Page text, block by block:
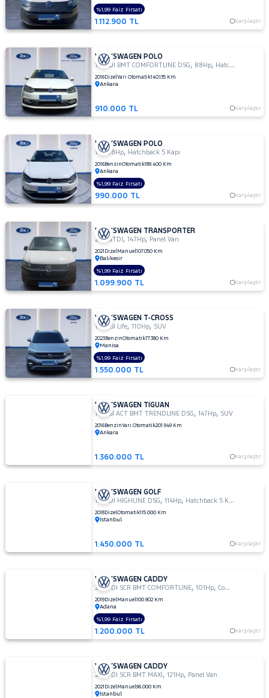
TRANSPORTER
VOLVO
1.112.900 TL Karşılaştır
%1,99 Faiz Fırsatı
VOLKSWAGEN POLO
1.4 TDI BMT COMFORTLINE DSG, 88Hp, Hatchback 5 Kapı
2016DizelYarı Otomatik140.135 Km
Ankara
910.000 TL Karşılaştır
VOLKSWAGEN POLO
1.2,88Hp, Hatchback 5 Kapı
2016BenzinOtomatik189.400 Km
Ankara
990.000 TL Karşılaştır
%1,99 Faiz Fırsatı
VOLKSWAGEN TRANSPORTER
2.0 BITDI ,147Hp, Panel Van
2021 DizelManuel107.050 Km
Balıkesir
1.099.900 TL Karşılaştır
%1,99 Faiz Fırsatı
VOLKSWAGEN T-CROSS
1.0 TSI Life,110Hp, SUV
2023BenzinOtomatik77.380 Km
Manisa
1.550.000 TL Karşılaştır
%1,99 Faiz Fırsatı
VOLKSWAGEN TIGUAN
1.4 TSI ACT BMT TRENDLINE DSG,147Hp, SUV
2016BenzinYarı Otomatik201.949 Km
Ankara
1.360.000 TL Karşılaştır
VOLKSWAGEN GOLF
1.6 TDI HIGHLINE DSG,114Hp, Hatchback 5 Kapı
2018DizelOtomatik115.000 Km
İstanbul
1.450.000 TL Karşılaştır
VOLKSWAGEN CADDY
2.0 TDI SCR BMT COMFORTLINE,101Hp,Combi Camlı
2019DizelManuel100.902 Km
Adana
1.200.000 TL Karşılaştır
%1,99 Faiz Fırsatı
VOLKSWAGEN CADDY
2.0 TDI SCR BMT MAXI ,121Hp, Panel Van
2021 DizelManuel96.000 Km
İstanbul